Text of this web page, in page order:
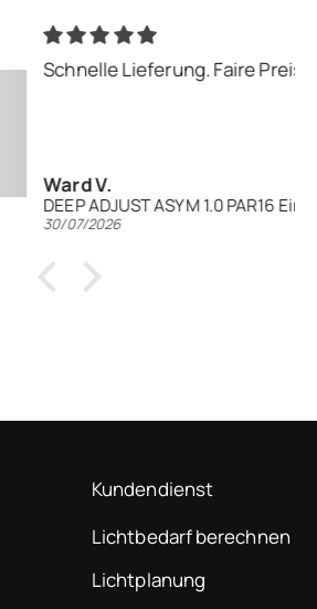
Schnelle Lieferung. Faire Preise
Ward V.
DEEP ADJUST ASYM 1.0 PAR16 Einbaustrahler
30/07/2026
Kundendienst
Lichtbedarf berechnen
Lichtplanung